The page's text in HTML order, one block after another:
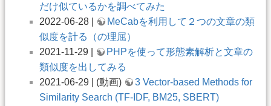
だけ似ているかを調べてみた
2022-06-28 |
MeCabを利用して２つの文章の類
似度を計る（の理屈）
2021-11-29 |
PHPを使って形態素解析と文章の
類似度を出してみる
2021-06-29 | (動画)
3 Vector-based Methods for
Similarity Search (TF-IDF, BM25, SBERT)